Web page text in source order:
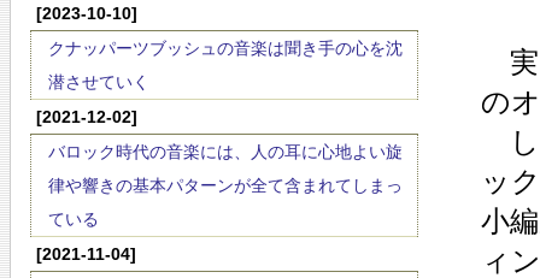
[2023-10-10]
クナッパーツブッシュの音楽は聞き手の心を沈
潜させていく
[2021-12-02]
バロック時代の音楽には、人の耳に心地よい旋
律や響きの基本パターンが全て含まれてしまっ
ている
[2021-11-04]
実
の
し
ッ
小
ィ